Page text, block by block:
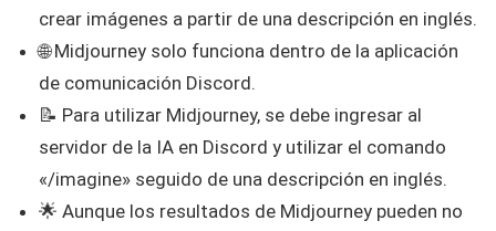
crear imágenes a partir de una descripción en inglés.
🌐 Midjourney solo funciona dentro de la aplicación
de comunicación Discord.
📝 Para utilizar Midjourney, se debe ingresar al
servidor de la IA en Discord y utilizar el comando
«/imagine» seguido de una descripción en inglés.
🌟 Aunque los resultados de Midjourney pueden no